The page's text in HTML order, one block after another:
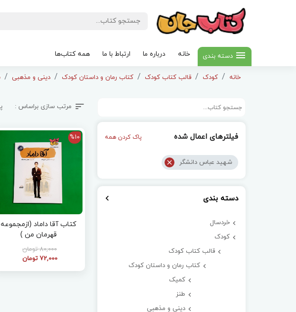
دسته بندی خانه درباره ما ارتباط با ما همه کتاب‌ها
خانه کودک قالب کتاب کودک کتاب رمان و داستان کودک دینی و مذهبی
فیلترهای اعمال شده پاک کردن همه
شهید عباس دانشگر
دسته بندی
خردسال
کودک
قالب کتاب کودک
کتاب رمان و داستان کودک
کمیک
طنز
دینی و مذهبی
مرتب سازی براساس :
%10
کتاب آقا داماد (ازمجموعه
قهرمان من )
80,000 تومان
72,000 تومان